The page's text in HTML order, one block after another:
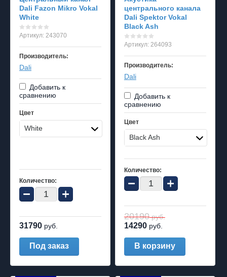
Dali Fazon Mikro Vokal
White
Артикул: 243070
Производитель:
Dali
Добавить к
сравнению
Цвет
White
Количество:
− +
31790 руб.
Под заказ
центрального канала
Dali Spektor Vokal
Black Ash
Артикул:264093
Производитель:
Dali
Добавить к
сравнению
Цвет
Black Ash
Количество:
− +
20190руб.
14290 руб.
В корзину